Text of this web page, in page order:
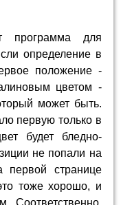
программа для
определение в
положение -
цветом -
может быть.
первую только в
будет бледно-
не попали на
первой странице
тоже хорошо, и
Соответственно,